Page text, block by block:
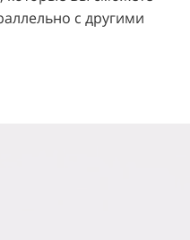
с другими